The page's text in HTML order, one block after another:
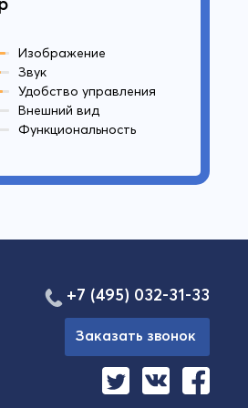
Изображение
Звук
Удобство управления
Внешний вид
Функциональность
+7 (495) 032-31-33
Заказать звонок